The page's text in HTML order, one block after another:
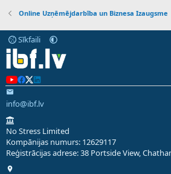
Online Uzņēmējdarbība un Biznesa Izaugsme
Sīkfaili
info@ibf.lv
No Stress Limited
Kompānijas numurs: 12629117
Reģistrācijas adrese: 38 Portside View,